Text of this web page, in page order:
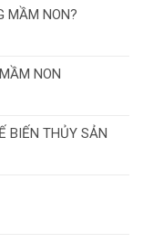
MẦM NON?
NON
BIẾN THỦY SẢN